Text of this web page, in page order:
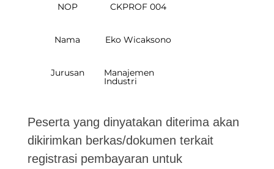
NOP CKPROF 004
Nama Eko Wicaksono
Jurusan Manajemen
Industri
Peserta yang dinyatakan diterima akan
dikirimkan berkas/dokumen terkait
registrasi pembayaran untuk